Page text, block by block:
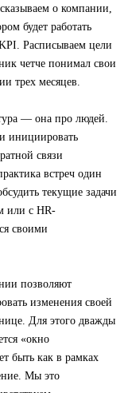
о компании,
будет работать
Расписываем цели
четче понимал свои
трех месяцев.
— она про людей.
инициировать
связи
встреч один
текущие задачи
или с HR-
своими
позволяют
изменения своей
Для этого дважды
«окно
быть как в рамках
Мы это